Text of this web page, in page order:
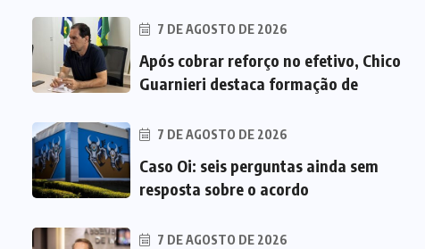
7 DE AGOSTO DE 2026
Após cobrar reforço no efetivo, Chico
Guarnieri destaca formação de
7 DE AGOSTO DE 2026
Caso Oi: seis perguntas ainda sem
resposta sobre o acordo
7 DE AGOSTO DE 2026